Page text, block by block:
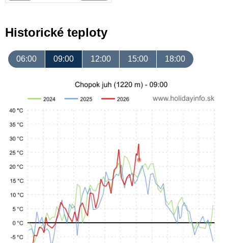
Historické teploty
06:00 09:00 12:00 15:00 18:00